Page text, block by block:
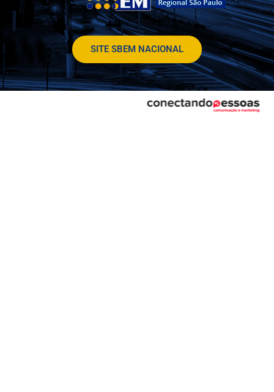
SITE SBEM NACIONAL